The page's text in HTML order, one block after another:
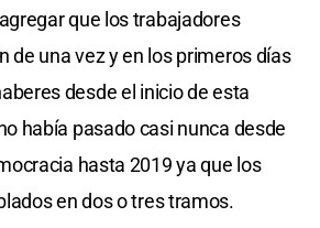
que los trabajadores
de una vez y en los primeros días
desde el inicio de esta
había pasado casi nunca desde
hasta 2019 ya que los
en dos o tres tramos.